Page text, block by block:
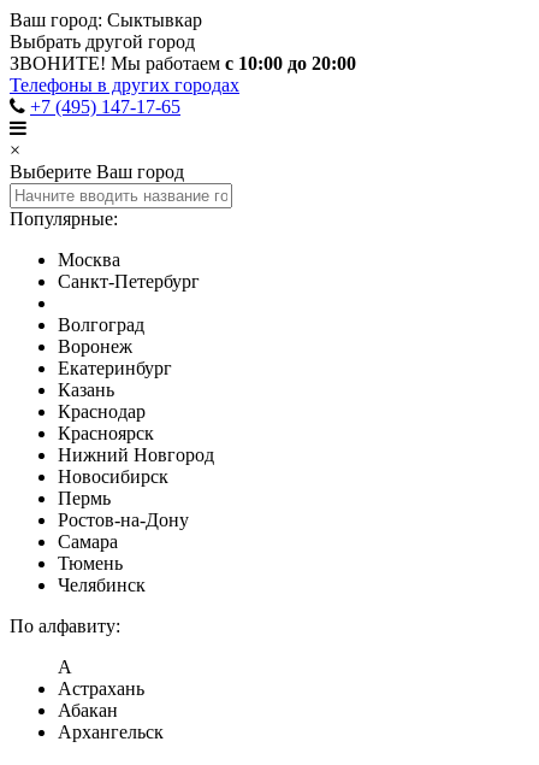
Ваш город: Сыктывкар
Выбрать другой город
ЗВОНИТЕ! Мы работаем с 10:00 до 20:00
Телефоны в других городах
+7 (495) 147-17-65
×
Выберите Ваш город
Популярные:
Москва
Санкт-Петербург
Волгоград
Воронеж
Екатеринбург
Казань
Краснодар
Красноярск
Нижний Новгород
Новосибирск
Пермь
Ростов-на-Дону
Самара
Тюмень
Челябинск
По алфавиту:
А
Астрахань
Абакан
Архангельск